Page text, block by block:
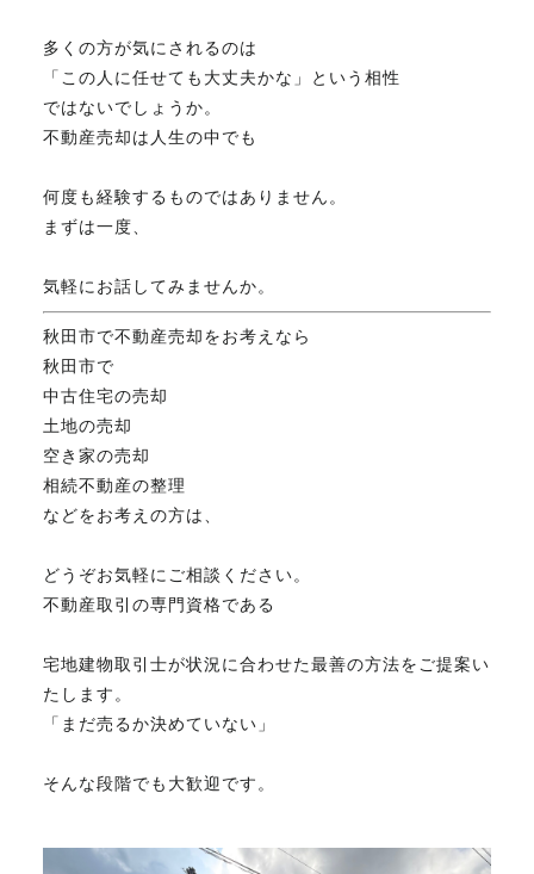
多くの方が気にされるのは
「この人に任せても大丈夫かな」という相性
ではないでしょうか。
不動産売却は人生の中でも
何度も経験するものではありません。
まずは一度、
気軽にお話してみませんか。
秋田市で不動産売却をお考えなら
秋田市で
中古住宅の売却
土地の売却
空き家の売却
相続不動産の整理
などをお考えの方は、
どうぞお気軽にご相談ください。
不動産取引の専門資格である
宅地建物取引士が状況に合わせた最善の方法をご提案い
たします。
「まだ売るか決めていない」
そんな段階でも大歓迎です。